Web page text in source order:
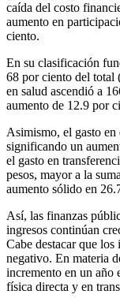
caída del costo
aumento en
ciento.
En su clasificación
68 por ciento del total
en salud ascendió a
aumento de 12.9 por
Asimismo, el gasto
significando un
el gasto en
pesos, mayor a la
aumento sólido en
Así, las finanzas
ingresos continúan
Cabe destacar que
negativo. En materia
incremento en un año
física directa y en